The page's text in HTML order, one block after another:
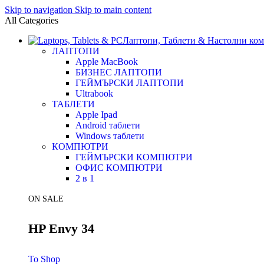
Skip to navigation Skip to main content
All Categories
Лаптопи, Таблети & Настолни
ЛАПТОПИ
Apple MacBook
БИЗНЕС ЛАПТОПИ
ГЕЙМЪРСКИ ЛАПТОПИ
Ultrabook
ТАБЛЕТИ
Apple Ipad
Android таблети
Windows таблети
КОМПЮТРИ
ГЕЙМЪРСКИ КОМПЮТРИ
ОФИС КОМПЮТРИ
2 в 1
ON SALE
HP Envy 34
To Shop